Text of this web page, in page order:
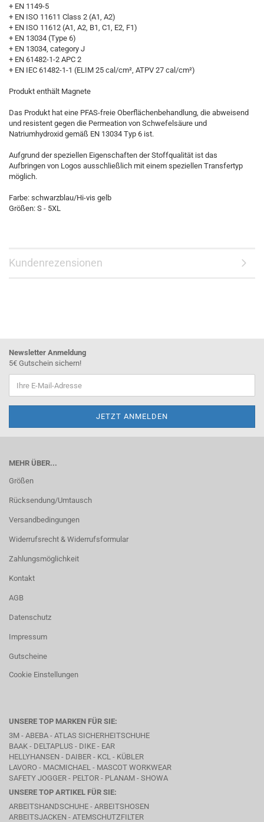
+ EN 1149-5
+ EN ISO 11611 Class 2 (A1, A2)
+ EN ISO 11612 (A1, A2, B1, C1, E2, F1)
+ EN 13034 (Type 6)
+ EN 13034, category J
+ EN 61482-1-2 APC 2
+ EN IEC 61482-1-1 (ELIM 25 cal/cm², ATPV 27 cal/cm²)
Produkt enthält Magnete
Das Produkt hat eine PFAS-freie Oberflächenbehandlung, die abweisend
und resistent gegen die Permeation von Schwefelsäure und
Natriumhydroxid gemäß EN 13034 Typ 6 ist.
Aufgrund der speziellen Eigenschaften der Stoffqualität ist das
Aufbringen von Logos ausschließlich mit einem speziellen Transfertyp
möglich.
Farbe: schwarzblau/Hi-vis gelb
Größen: S - 5XL
Kundenrezensionen
Newsletter Anmeldung
5€ Gutschein sichern!
MEHR ÜBER...
Größen
Rücksendung/Umtausch
Versandbedingungen
Widerrufsrecht & Widerrufsformular
Zahlungsmöglichkeit
Kontakt
AGB
Datenschutz
Impressum
Gutscheine
Cookie Einstellungen
UNSERE TOP MARKEN FÜR SIE:
3M - ABEBA - ATLAS SICHERHEITSCHUHE
BAAK - DELTAPLUS - DIKE - EAR
HELLYHANSEN - DAIBER - KCL - KÜBLER
LAVORO - MACMICHAEL - MASCOT WORKWEAR
SAFETY JOGGER - PELTOR - PLANAM - SHOWA
UNSERE TOP ARTIKEL FÜR SIE:
ARBEITSHANDSCHUHE - ARBEITSHOSEN
ARBEITSJACKEN - ATEMSCHUTZFILTER